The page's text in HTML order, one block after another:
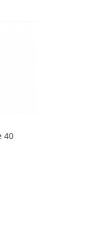
40